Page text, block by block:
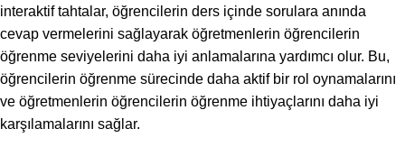
interaktif tahtalar, öğrencilerin ders içinde sorulara anında
cevap vermelerini sağlayarak öğretmenlerin öğrencilerin
öğrenme seviyelerini daha iyi anlamalarına yardımcı olur. Bu,
öğrencilerin öğrenme sürecinde daha aktif bir rol oynamalarını
ve öğretmenlerin öğrencilerin öğrenme ihtiyaçlarını daha iyi
karşılamalarını sağlar.